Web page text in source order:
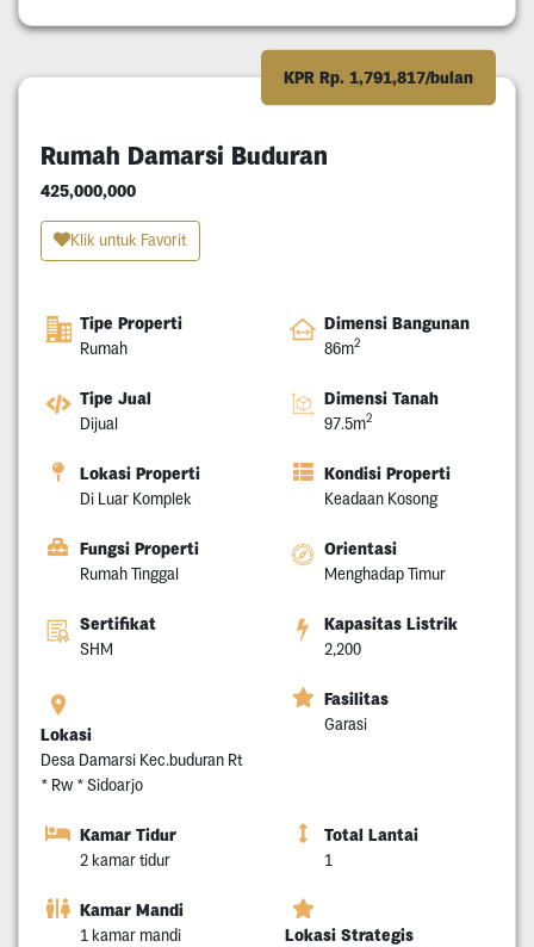
KPR Rp. 1,791,817/bulan
Rumah Damarsi Buduran
425,000,000
Klik untuk Favorit
Tipe Properti
Rumah
Dimensi Bangunan
86m2
Tipe Jual
Dijual
Dimensi Tanah
97.5m2
Lokasi Properti
Di Luar Komplek
Kondisi Properti
Keadaan Kosong
Fungsi Properti
Rumah Tinggal
Orientasi
Menghadap Timur
Sertifikat
SHM
Kapasitas Listrik
2,200
Lokasi
Desa Damarsi Kec.buduran Rt
* Rw * Sidoarjo
Fasilitas
Garasi
Kamar Tidur
2 kamar tidur
Total Lantai
1
Kamar Mandi
1 kamar mandi Lokasi Strategis